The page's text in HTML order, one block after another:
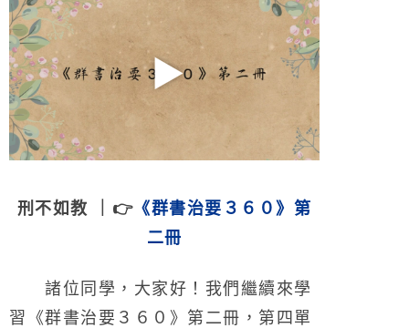
刑不如教 ｜👉 《群書治要３６０》第
二冊
諸位同學，大家好！我們繼續來學
習《群書治要３６０》第二冊，第四單